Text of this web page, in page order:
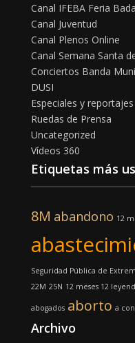
Canal IFEBA Feria
Canal Juventud
Canal Plenos Online
Canal Semana Santa
Conciertos Banda
DUSI
Especiales y reportajes
Ruedas de Prensa
Uncategorized
Vídeos 360
Etiquetas más
8M abandono 12
Seguridad Pública de
22M 25N 12 meses 12
abogados aborto a
Archivo